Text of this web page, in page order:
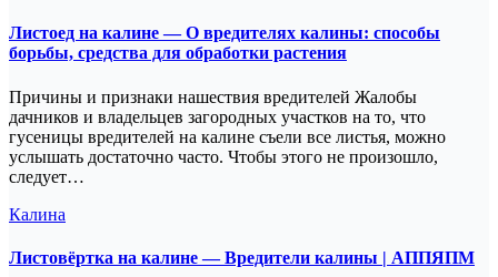
Листоед на калине — О вредителях калины: способы
борьбы, средства для обработки растения
Причины и признаки нашествия вредителей Жалобы
дачников и владельцев загородных участков на то, что
гусеницы вредителей на калине съели все листья, можно
услышать достаточно часто. Чтобы этого не произошло,
следует…
Калина
Листовёртка на калине — Вредители калины | АППЯПМ